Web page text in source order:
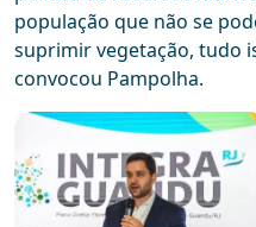
população que não se
suprimir vegetação, tudo
convocou Pampolha.